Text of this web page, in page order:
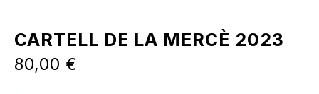
CARTELL DE LA MERCÈ 2023
80,00 €